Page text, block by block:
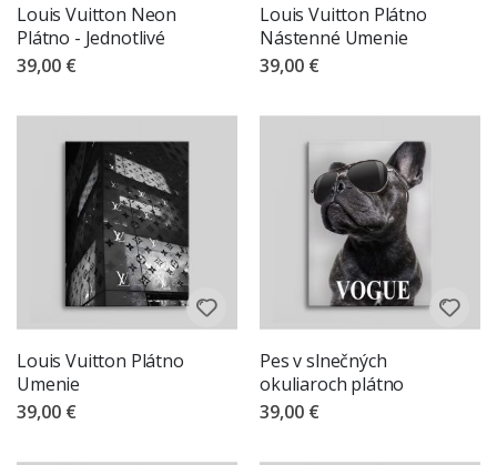
Louis Vuitton Neon
Plátno - Jednotlivé
39,00 €
Louis Vuitton Plátno
Nástenné Umenie
39,00 €
Louis Vuitton Plátno
Umenie
39,00 €
Pes v slnečných
okuliaroch plátno
39,00 €